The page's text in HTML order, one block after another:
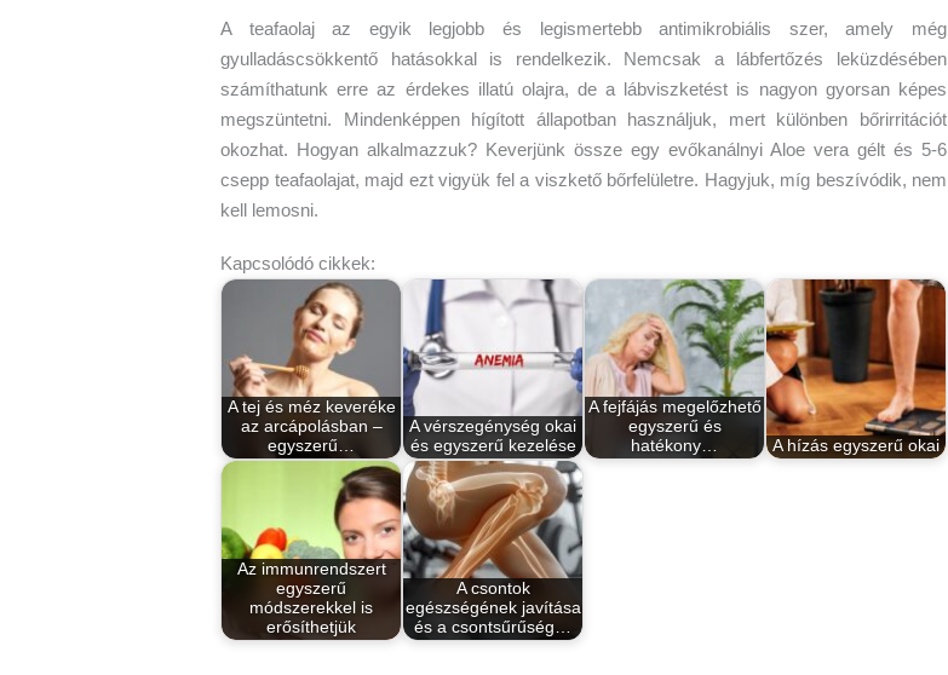
A teafaolaj az egyik legjobb és legismertebb antimikrobiális szer, amely még
gyulladáscsökkentő hatásokkal is rendelkezik. Nemcsak a lábfertőzés leküzdésében
számíthatunk erre az érdekes illatú olajra, de a lábviszketést is nagyon gyorsan képes
megszüntetni. Mindenképpen hígított állapotban használjuk, mert különben bőrirritációt
okozhat. Hogyan alkalmazzuk? Keverjünk össze egy evőkanálnyi Aloe vera gélt és 5-6
csepp teafaolajat, majd ezt vigyük fel a viszkető bőrfelületre. Hagyjuk, míg beszívódik, nem
kell lemosni.
Kapcsolódó cikkek:
A tej és méz keveréke
az arcápolásban –
egyszerű…
A vérszegénység okai
és egyszerű kezelése
A fejfájás megelőzhető
egyszerű és
hatékony…
A hízás egyszerű okai
Az immunrendszert
egyszerű
módszerekkel is
erősíthetjük
A csontok
egészségének javítása
és a csontsűrűség…